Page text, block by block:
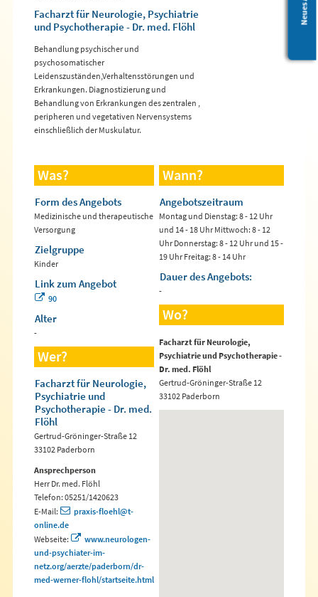
Facharzt für Neurologie, Psychiatrie
und Psychotherapie - Dr. med. Flöhl
Behandlung psychischer und
psychosomatischer
Leidenszuständen,Verhaltensstörungen und
Erkrankungen. Diagnostizierung und
Behandlung von Erkrankungen des zentralen ,
peripheren und vegetativen Nervensystems
einschließlich der Muskulatur.
Was?
Form des Angebots
Medizinische und therapeutische
Versorgung
Zielgruppe
Kinder
Link zum Angebot
90
Alter
-
Wer?
Facharzt für Neurologie,
Psychiatrie und
Psychotherapie - Dr. med.
Flöhl
Gertrud-Gröninger-Straße 12
33102 Paderborn
Ansprechperson
Herr Dr. med. Flöhl
Telefon: 05251/1420623
E-Mail:
praxis-floehl@t-
online.de
Webseite:
www.neurologen-
und-psychiater-im-
netz.org/aerzte/paderborn/dr-
med-werner-flohl/startseite.html
Wann?
Angebotszeitraum
Montag und Dienstag: 8 - 12 Uhr
und 14 - 18 Uhr Mittwoch: 8 - 12
Uhr Donnerstag: 8 - 12 Uhr und 15 -
19 Uhr Freitag: 8 - 14 Uhr
Dauer des Angebots:
-
Wo?
Facharzt für Neurologie,
Psychiatrie und Psychotherapie -
Dr. med. Flöhl
Gertrud-Gröninger-Straße 12
33102 Paderborn